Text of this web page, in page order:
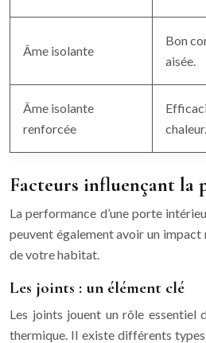
Âme isolante
Bon
aisée.
Âme isolante
renforcée
chaleur.
Facteurs influençant la
La performance d’une porte
peuvent également avoir un
de votre habitat.
Les joints : un élément clé
Les joints jouent un rôle essentiel
thermique. Il existe différents